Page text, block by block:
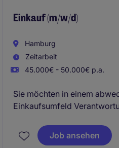
Persönlichkeit mit
Stakeholdern.
Einkauf (m/w/d)
Hamburg
Zeitarbeit
45.000€ - 50.000€ p.a.
Sie möchten in einem
Einkaufsumfeld
Versorgung beitragen? Bei
erwartet Sie eine
Job ansehen